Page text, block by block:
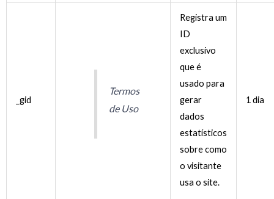
_gid
Termos
de Uso
Registra um
ID
exclusivo
que é
usado para
gerar
dados
estatísticos
sobre como
o visitante
usa o site.
1 dia